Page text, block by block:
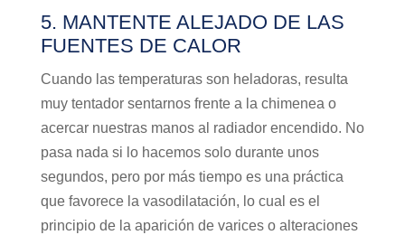
5. MANTENTE ALEJADO DE LAS
FUENTES DE CALOR
Cuando las temperaturas son heladoras, resulta
muy tentador sentarnos frente a la chimenea o
acercar nuestras manos al radiador encendido. No
pasa nada si lo hacemos solo durante unos
segundos, pero por más tiempo es una práctica
que favorece la vasodilatación, lo cual es el
principio de la aparición de varices o alteraciones